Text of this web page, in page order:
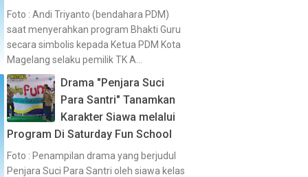
Foto : Andi Triyanto (bendahara PDM)
saat menyerahkan program Bhakti Guru
secara simbolis kepada Ketua PDM Kota
Magelang selaku pemilik TK A...
Drama "Penjara Suci
Para Santri" Tanamkan
Karakter Siawa melalui
Program Di Saturday Fun School
Foto : Penampilan drama yang berjudul
Penjara Suci Para Santri oleh siawa kelas